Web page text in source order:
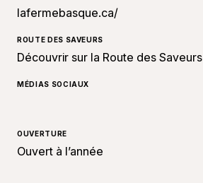
lafermebasque.ca/
ROUTE DES SAVEURS
Découvrir sur la Route des Saveurs
MÉDIAS SOCIAUX
OUVERTURE
Ouvert à l’année